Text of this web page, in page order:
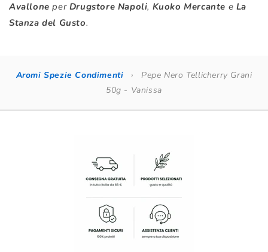
Avallone per Drugstore Napoli, Kuoko Mercante e La
Stanza del Gusto.
Aromi Spezie Condimenti ›
Pepe Nero Tellicherry Grani
50g - Vanissa